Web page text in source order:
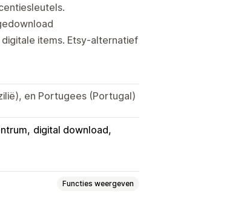
items. Etsy-alternatief
en Portugees (Portugal)
digital download
Functies weergeven